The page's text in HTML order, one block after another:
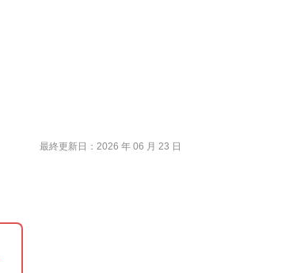
最終更新日：2026 年 06 月 23 日